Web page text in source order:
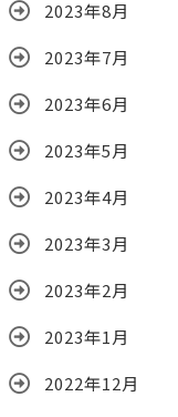
2023年8月
2023年7月
2023年6月
2023年5月
2023年4月
2023年3月
2023年2月
2023年1月
2022年12月